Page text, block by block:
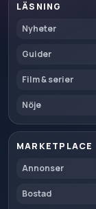
LÄSNING
Nyheter
Guider
Film & serier
Nöje
MARKETPLACE
Annonser
Bostad